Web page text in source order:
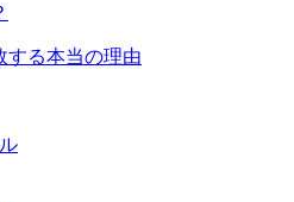
する本当の理由